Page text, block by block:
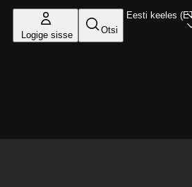
Logige sisse Otsi